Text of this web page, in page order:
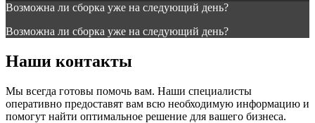
Возможна ли сборка уже на следующий день?
Возможна ли сборка уже на следующий день?
Наши контакты
Мы всегда готовы помочь вам. Наши специалисты
оперативно предоставят вам всю необходимую информацию и
помогут найти оптимальное решение для вашего бизнеса.